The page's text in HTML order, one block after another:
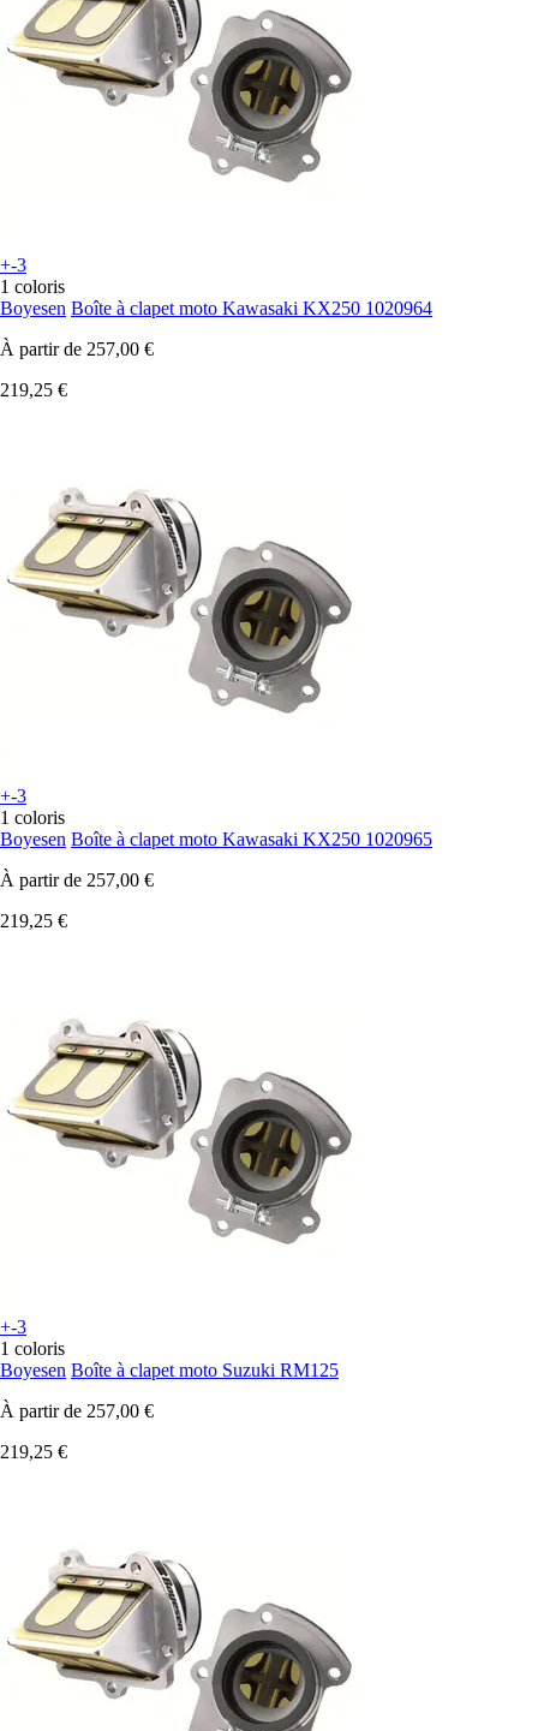
+-3
1 coloris
Boyesen Boîte à clapet moto Kawasaki KX250 1020964
À partir de 257,00 €
219,25 €
+-3
1 coloris
Boyesen Boîte à clapet moto Kawasaki KX250 1020965
À partir de 257,00 €
219,25 €
+-3
1 coloris
Boyesen Boîte à clapet moto Suzuki RM125
À partir de 257,00 €
219,25 €